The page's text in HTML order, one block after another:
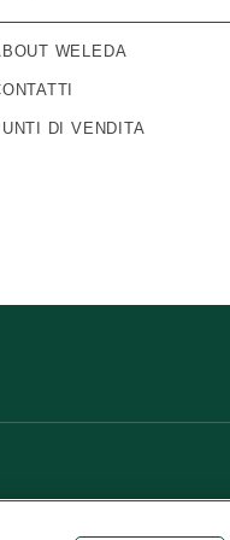
WELEDA
DI VENDITA